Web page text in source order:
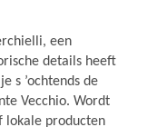
een
details heeft
s ’ochtends de
Vecchio. Wordt
lokale producten